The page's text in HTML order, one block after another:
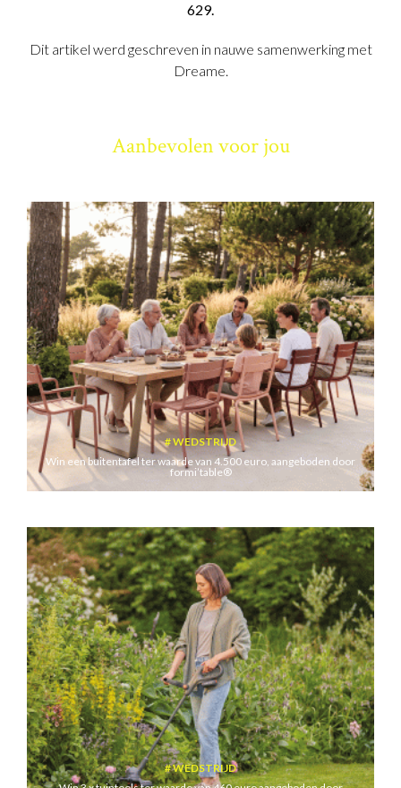
629.
Dit artikel werd geschreven in nauwe samenwerking met
Dreame.
Aanbevolen voor jou
WEDSTRIJD
Win een buitentafel ter waarde van 4.500 euro, aangeboden door
formi’table®
WEDSTRIJD